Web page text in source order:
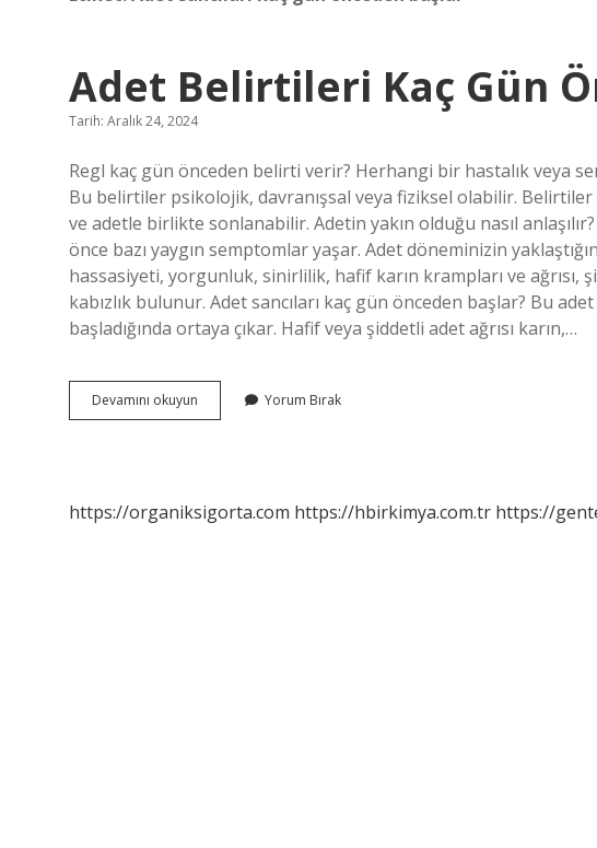
Adet Belirtileri Kaç Gün
Tarih: Aralık 24, 2024
Regl kaç gün önceden belirti verir? Herhangi bir hastalık veya
Bu belirtiler psikolojik, davranışsal veya fiziksel olabilir.
ve adetle birlikte sonlanabilir. Adetin yakın olduğu nasıl
önce bazı yaygın semptomlar yaşar. Adet döneminizin
hassasiyeti, yorgunluk, sinirlilik, hafif karın krampları ve ağrısı,
kabızlık bulunur. Adet sancıları kaç gün önceden başlar? Bu
başladığında ortaya çıkar. Hafif veya şiddetli adet ağrısı karın,…
Devamını okuyun
Belirtileri
Olur
Yorum Bırak
https://organiksigorta.com https://hbirkimya.com.tr https://